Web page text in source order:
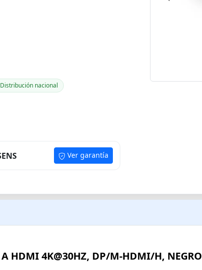
Distribución nacional
Ver garantía
A HDMI 4K@30HZ, DP/M-HDMI/H, NEGRO